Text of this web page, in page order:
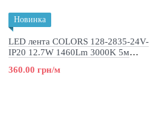
Новинка
LED лента COLORS 128-2835-24V-
IP20 12.7W 1460Lm 3000K 5м
360.00 грн/м